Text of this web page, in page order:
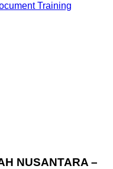
Training
NUSANTARA –